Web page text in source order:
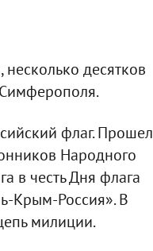
десятков
флаг. Прошел
Народного
в честь Дня флага
Крым-Россия». В
милиции.